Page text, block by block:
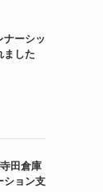
ナーシッ
ました
田倉庫
ション支